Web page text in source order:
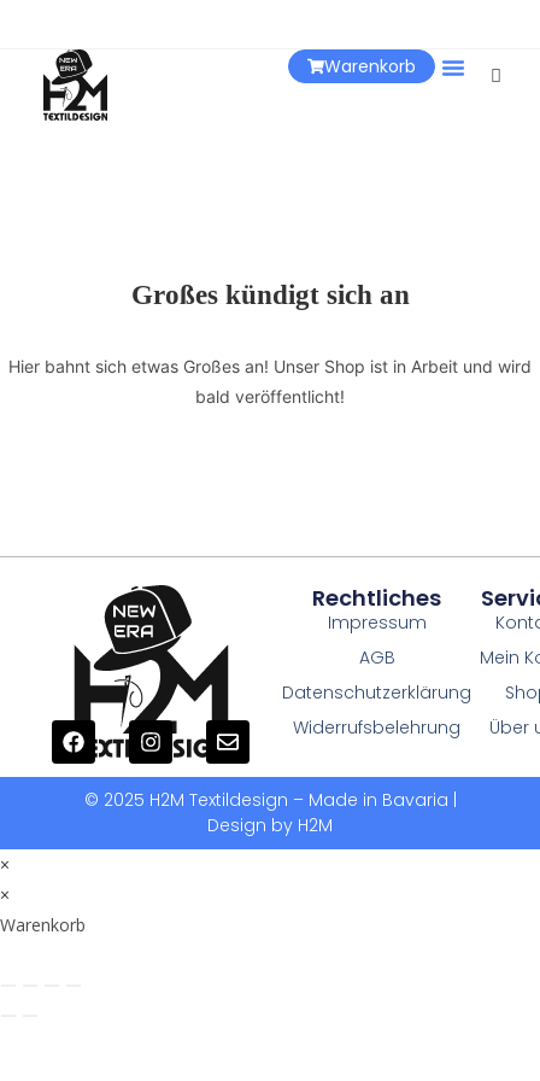
Warenkorb
Großes kündigt sich an
Hier bahnt sich etwas Großes an! Unser Shop ist in Arbeit und wird
bald veröffentlicht!
Mein
Über
Rechtliches
Impressum
AGB
Datenschutzerklärung
Widerrufsbelehrung
© 2025 H2M Textildesign – Made in Bavaria |
Design by H2M
×
×
Warenkorb